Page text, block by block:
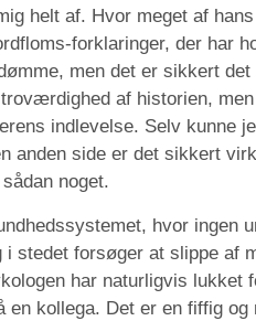
helt af. Hvor meget af hans
forklaringer, der har
men det er sikkert
af historien,
indlevelse. Selv kunne
anden side er det sikkert
noget.
hvor ingen
i stedet forsøger at slippe af
har naturligvis lukket
en kollega. Det er en fiffig